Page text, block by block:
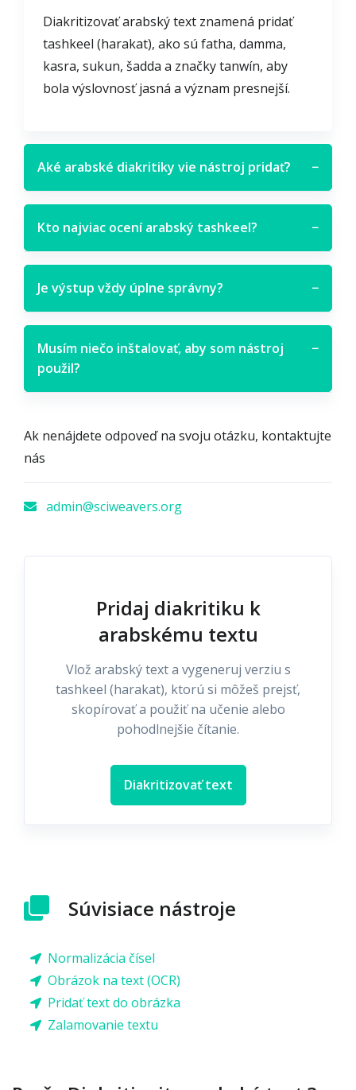
Diakritizovať arabský text znamená pridať
tashkeel (harakat), ako sú fatha, damma,
kasra, sukun, šadda a značky tanwín, aby
bola výslovnosť jasná a význam presnejší.
Aké arabské diakritiky vie nástroj pridať? −
Kto najviac ocení arabský tashkeel? −
Je výstup vždy úplne správny? −
Musím niečo inštalovať, aby som nástroj
použil?
−
Ak nenájdete odpoveď na svoju otázku, kontaktujte
nás
admin@sciweavers.org
Pridaj diakritiku k
arabskému textu
Vlož arabský text a vygeneruj verziu s
tashkeel (harakat), ktorú si môžeš prejsť,
skopírovať a použiť na učenie alebo
pohodlnejšie čítanie.
Diakritizovať text
Súvisiace nástroje
Normalizácia čísel
Obrázok na text (OCR)
Pridať text do obrázka
Zalamovanie textu